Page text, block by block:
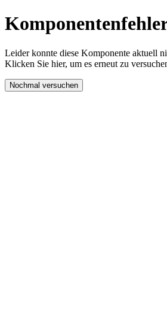
Leider konnte diese Komponente aktuell
Klicken Sie hier, um es erneut zu
Nochmal versuchen